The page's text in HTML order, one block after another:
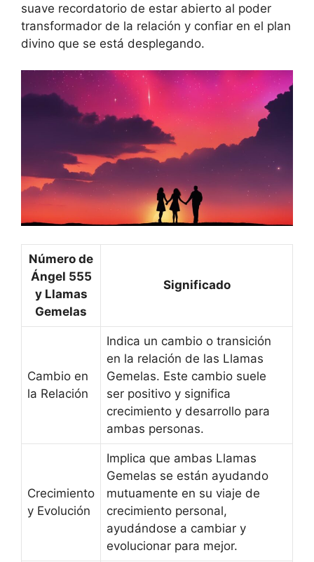
suave recordatorio de estar abierto al poder
transformador de la relación y confiar en el plan
divino que se está desplegando.
Número de
Ángel 555
y Llamas
Gemelas
Significado
Cambio en
la Relación
Indica un cambio o transición
en la relación de las Llamas
Gemelas. Este cambio suele
ser positivo y significa
crecimiento y desarrollo para
ambas personas.
Crecimiento
y Evolución
Implica que ambas Llamas
Gemelas se están ayudando
mutuamente en su viaje de
crecimiento personal,
ayudándose a cambiar y
evolucionar para mejor.